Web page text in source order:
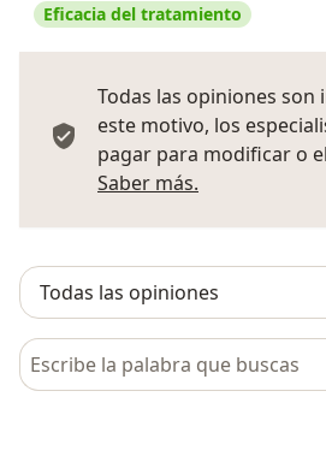
Eficacia del tratamiento
Todas las opiniones
este motivo, los
pagar para modificar o
Saber más.
Busca en opiniones